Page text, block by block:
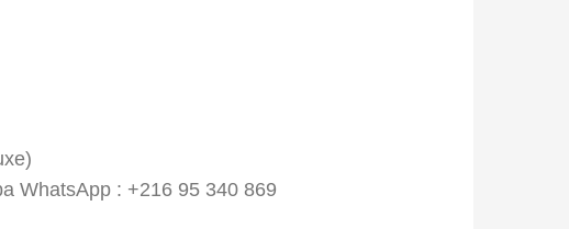
WhatsApp : +216 95 340 869